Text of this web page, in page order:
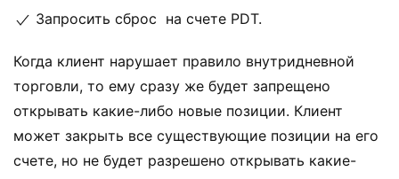
Запросить сброс на счете PDT.
Когда клиент нарушает правило внутридневной
торговли, то ему сразу же будет запрещено
открывать какие-либо новые позиции. Клиент
может закрыть все существующие позиции на его
счете, но не будет разрешено открывать какие-